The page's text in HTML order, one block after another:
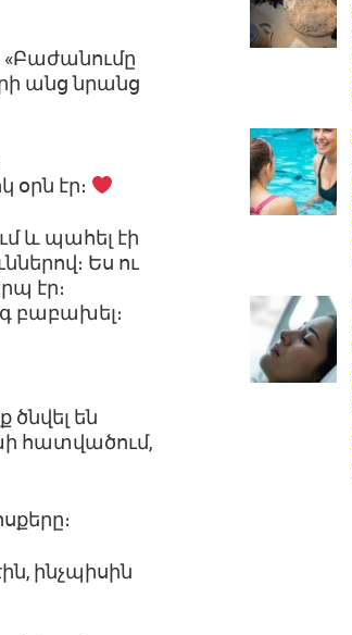
«Բաժանումը
անց նրանց
էր։
և պահել էի
Ես ու
էր։
բաբախել։
են
հատվածում,
ինչպիսին